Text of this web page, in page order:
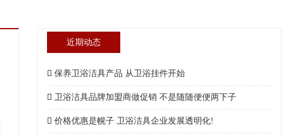
近期动态
保养卫浴洁具产品 从卫浴挂件开始
卫浴洁具品牌加盟商做促销 不是随随便便两下子
价格优惠是幌子 卫浴洁具企业发展透明化!